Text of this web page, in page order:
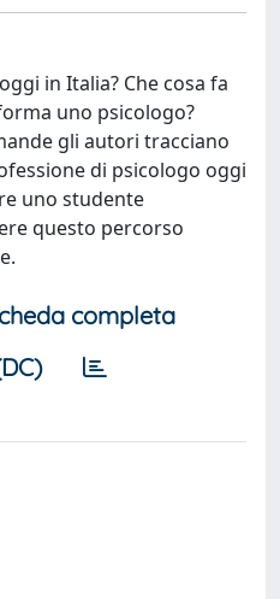
in Italia? Che cosa fa
uno psicologo?
gli autori tracciano
di psicologo oggi
uno studente
questo percorso
completa